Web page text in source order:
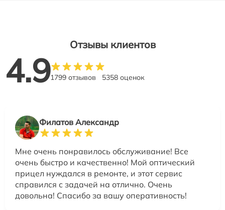
Отзывы клиентов
4.91799 отзывов 5358 оценок
Филатов Александр
Мне очень понравилось обслуживание! Все
очень быстро и качественно! Мой оптический
прицел нуждался в ремонте, и этот сервис
справился с задачей на отлично. Очень
довольна! Спасибо за вашу оперативность!